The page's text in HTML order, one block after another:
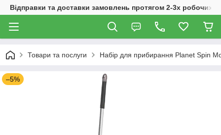
Відправки та доставки замовлень протягом 2-3х робочих
Товари та послуги Набір для прибирання Planet Spin
–5%